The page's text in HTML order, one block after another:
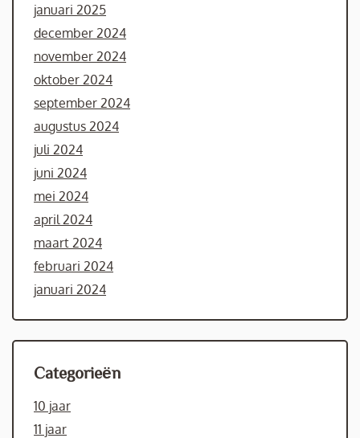
januari 2025
december 2024
november 2024
oktober 2024
september 2024
augustus 2024
juli 2024
juni 2024
mei 2024
april 2024
maart 2024
februari 2024
januari 2024
Categorieën
10 jaar
11 jaar